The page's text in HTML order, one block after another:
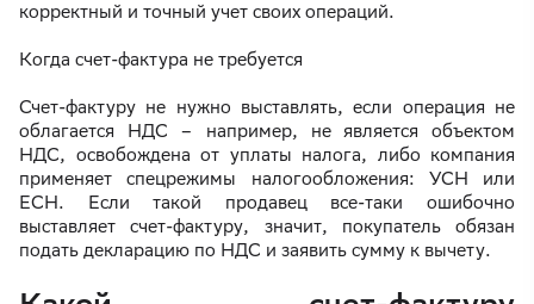
корректный и точный учет своих операций.
Когда счет-фактура не требуется
Счет-фактуру не нужно выставлять, если операция не
облагается НДС – например, не является объектом
НДС, освобождена от уплаты налога, либо компания
применяет спецрежимы налогообложения: УСН или
ЕСН. Если такой продавец все-таки ошибочно
выставляет счет-фактуру, значит, покупатель обязан
подать декларацию по НДС и заявить сумму к вычету.